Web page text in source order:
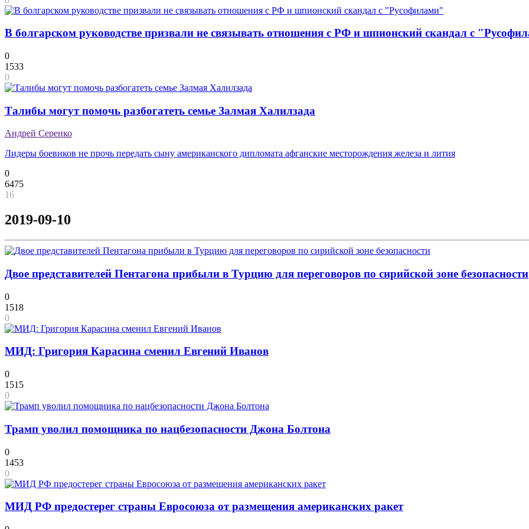
В болгарском руководстве призвали не связывать отношения с РФ и шпионский скандал с
0
1533
0
Талибы могут помочь разбогатеть семье Залмая Халилзада
Андрей Серенко
Лидеры боевиков не прочь передать сыну американского дипломата афганские месторождения железа и лития
0
6475
16
2019-09-10
Двое представителей Пентагона прибыли в Турцию для переговоров по сирийской зоне безопасности
0
1518
0
МИД: Григория Карасина сменил Евгений Иванов
0
1515
0
Трамп уволил помощника по нацбезопасности Джона Болтона
0
1453
0
МИД РФ предостерег страны Евросоюза от размещения американских ракет